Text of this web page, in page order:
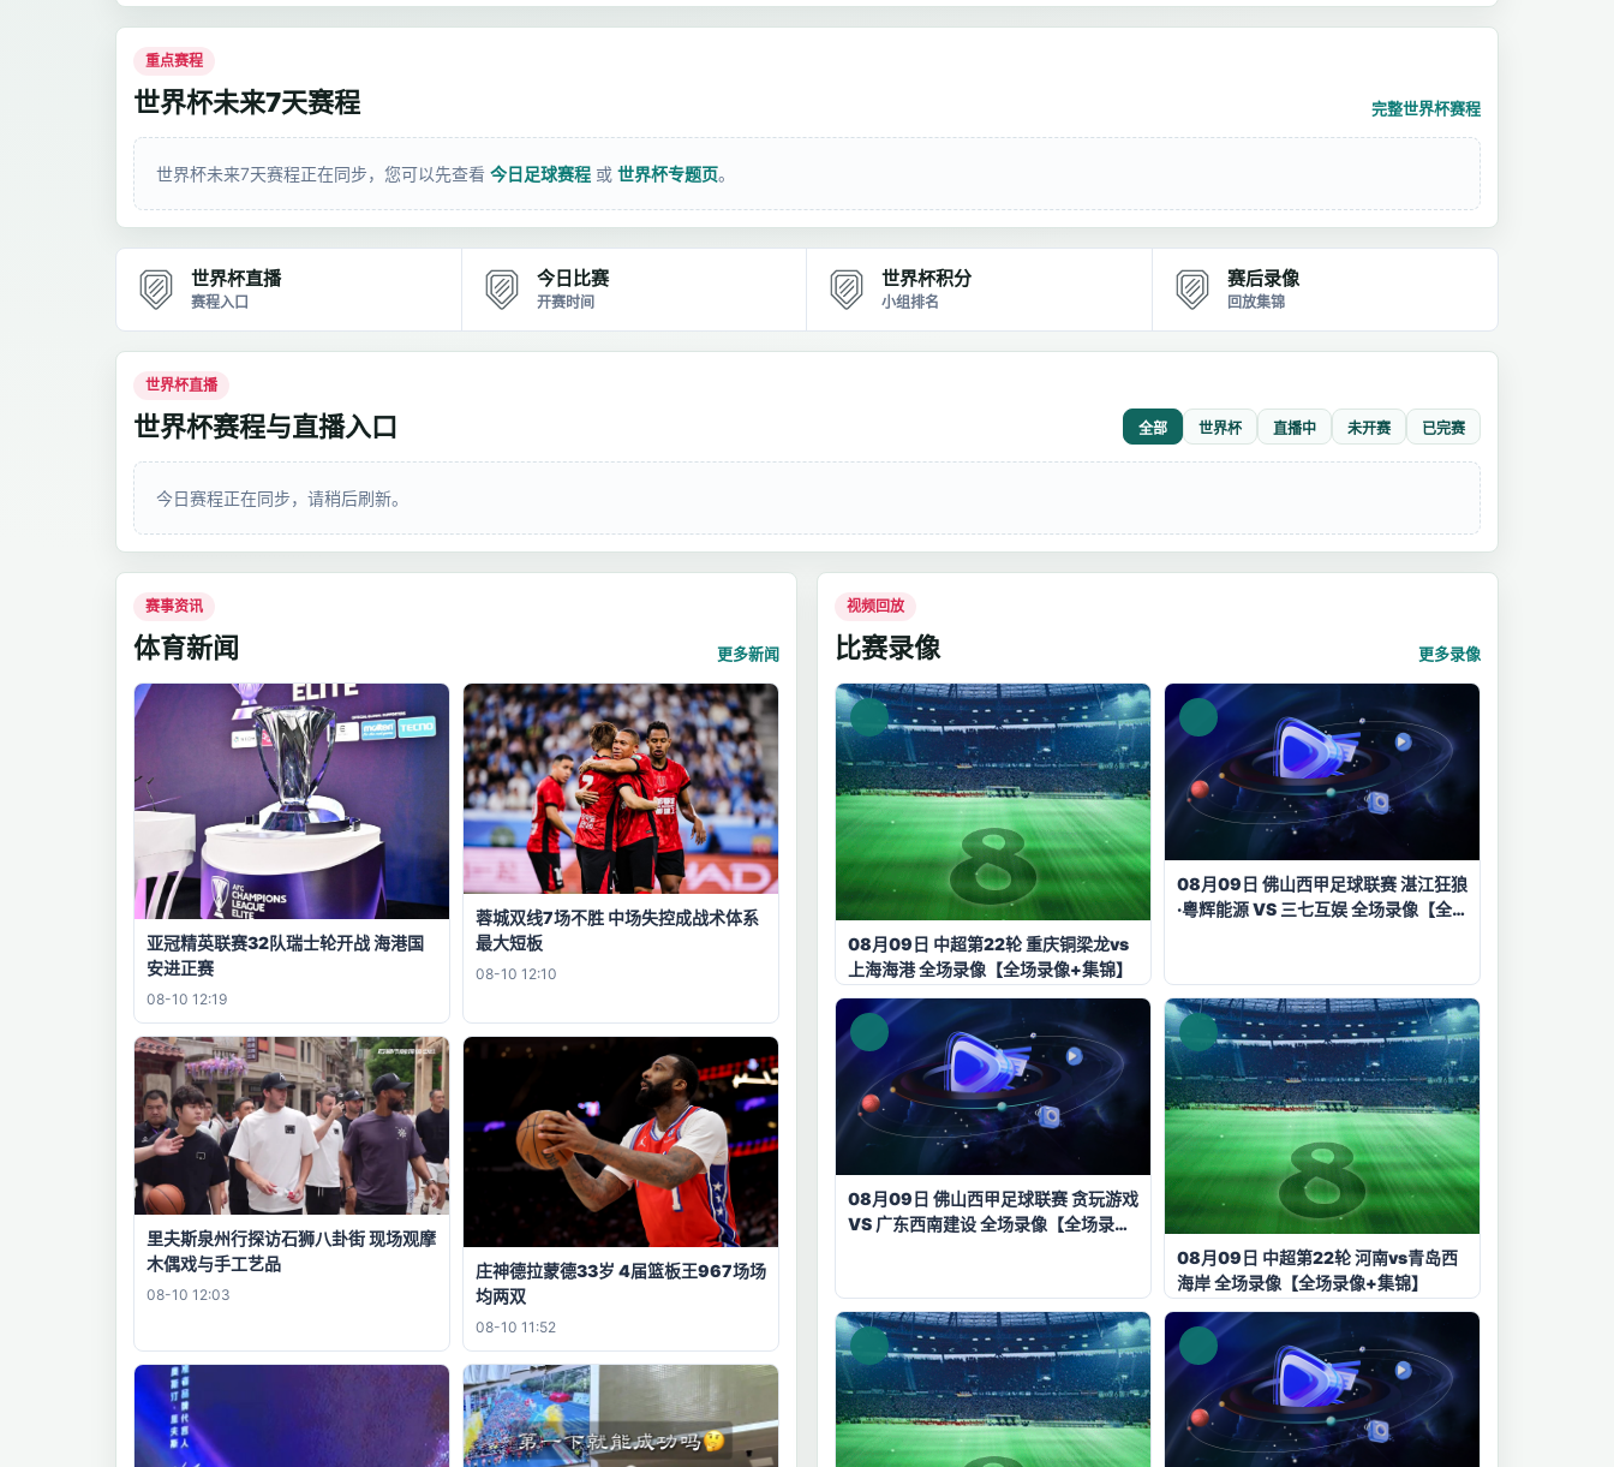
重点赛程
世界杯未来7天赛程 完整世界杯赛程
世界杯未来7天赛程正在同步，您可以先查看 今日足球赛程 或 世界杯专题页。
世界杯直播
赛程入口
今日比赛
开赛时间
世界杯积分
小组排名
赛后录像
回放集锦
世界杯直播
世界杯赛程与直播入口 全部 世界杯 直播中 未开赛 已完赛
今日赛程正在同步，请稍后刷新。
赛事资讯
体育新闻 更多新闻
亚冠精英联赛32队瑞士轮开战 海港国
安进正赛
08-10 12:19
蓉城双线7场不胜 中场失控成战术体系
最大短板
08-10 12:10
里夫斯泉州行探访石狮八卦街 现场观摩
木偶戏与手工艺品
08-10 12:03
庄神德拉蒙德33岁 4届篮板王967场场
均两双
08-10 11:52
视频回放
比赛录像 更多录像
08月09日 中超第22轮 重庆铜梁龙vs
上海海港 全场录像【全场录像+集锦】
08月09日 佛山西甲足球联赛 湛江狂狼
·粵辉能源 VS 三七互娱 全场录像【全
08月09日 佛山西甲足球联赛 贪玩游戏
VS 广东西南建设 全场录像【全场录像
08月09日 中超第22轮 河南vs青岛西
海岸 全场录像【全场录像+集锦】